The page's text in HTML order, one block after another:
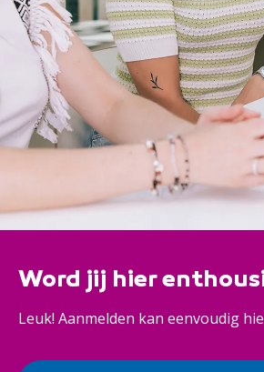
Word jij hier
Leuk! Aanmelden kan eenvoudig